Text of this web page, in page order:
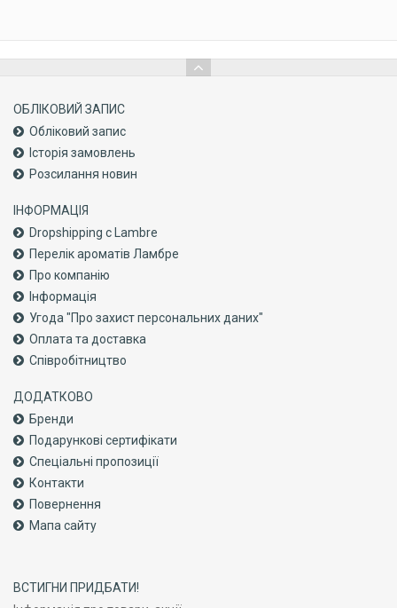
ОБЛІКОВИЙ ЗАПИС
Обліковий запис
Історія замовлень
Розсилання новин
ІНФОРМАЦІЯ
Dropshipping с Lambre
Перелік ароматів Ламбре
Про компанiю
Інформація
Угода "Про захист персональних даних"
Оплата та доставка
Співробітництво
ДОДАТКОВО
Бренди
Подарункові сертифікати
Спеціальні пропозиції
Контакти
Повернення
Мапа сайту
ВСТИГНИ ПРИДБАТИ!